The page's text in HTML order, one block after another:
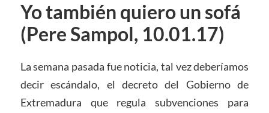
Yo también quiero un sofá
(Pere Sampol, 10.01.17)
La semana pasada fue noticia, tal vez deberíamos
decir escándalo, el decreto del Gobierno de
Extremadura que regula subvenciones para